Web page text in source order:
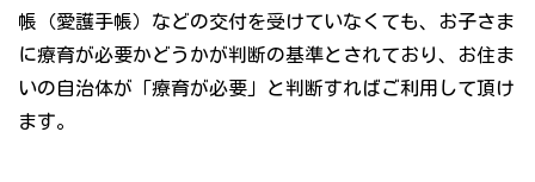
帳（愛護手帳）などの交付を受けていなくても、お子さま
に療育が必要かどうかが判断の基準とされており、お住ま
いの自治体が「療育が必要」と判断すればご利用して頂け
ます。